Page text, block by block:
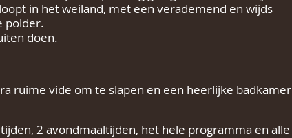
in het weiland, met een verademend en wijds
polder.
doen.
ruime vide om te slapen en een heerlijke badkamer
2 avondmaaltijden, het hele programma en alle